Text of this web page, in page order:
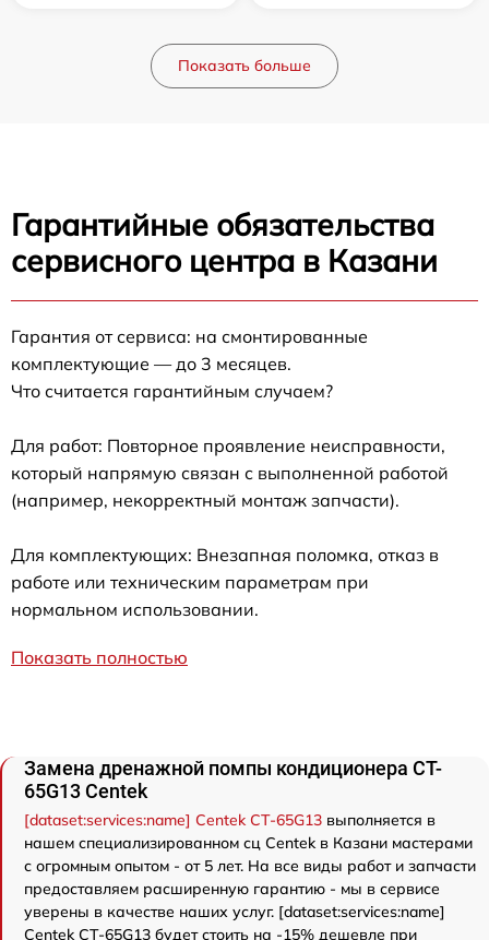
Показать больше
Гарантийные обязательства
сервисного центра в Казани
Гарантия от сервиса: на смонтированные
комплектующие — до 3 месяцев.
Что считается гарантийным случаем?
Для работ: Повторное проявление неисправности,
который напрямую связан с выполненной работой
(например, некорректный монтаж запчасти).
Для комплектующих: Внезапная поломка, отказ в
работе или техническим параметрам при
нормальном использовании.
Показать полностью
Замена дренажной помпы кондиционера CT-
65G13 Centek
[dataset:services:name] Centek CT-65G13 выполняется в
нашем специализированном сц Centek в Казани мастерами
с огромным опытом - от 5 лет. На все виды работ и запчасти
предоставляем расширенную гарантию - мы в сервисе
уверены в качестве наших услуг. [dataset:services:name]
Centek CT-65G13 будет стоить на -15% дешевле при